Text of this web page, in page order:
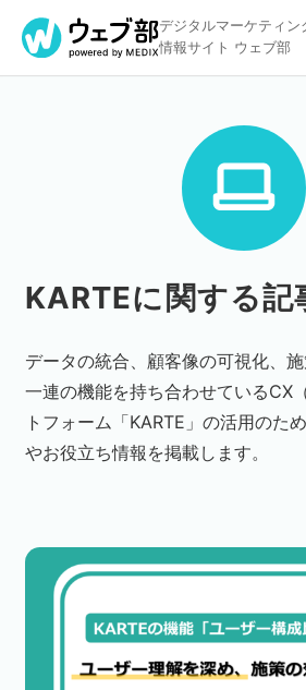
デジタルマーケティン
情報サイト ウェブ部
リスティング広告
アドテクノロジー
Webサイト構築
KARTEに関する記
データの統合、顧客像の可視化、
一連の機能を持ち合わせているCX
トフォーム「KARTE」の活用のた
やお役立ち情報を掲載します。